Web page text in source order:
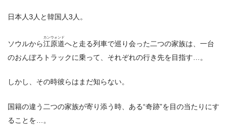
日本人3人と韓国人3人。
ソウルから江原道
カンウォンド
へと走る列車で巡り会った二つの家族は、一台
のおんぼろトラックに乗って、それぞれの行き先を目指す…。
しかし、その時彼らはまだ知らない。
国籍の違う二つの家族が寄り添う時、ある“奇跡”を目の当たりにす
ることを…。